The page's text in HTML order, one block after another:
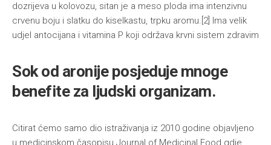
dozrijeva u kolovozu, sitan je a meso ploda ima intenzivnu
crvenu boju i slatku do kiselkastu, trpku aromu.[2] Ima velik
udjel antocijana i vitamina P koji održava krvni sistem zdravim
Sok od aronije posjeduje mnoge
benefite za ljudski organizam.
Citirat ćemo samo dio istraživanja iz 2010 godine objavljeno
u medicinskom časopisu Journal of Medicinal Food gdje